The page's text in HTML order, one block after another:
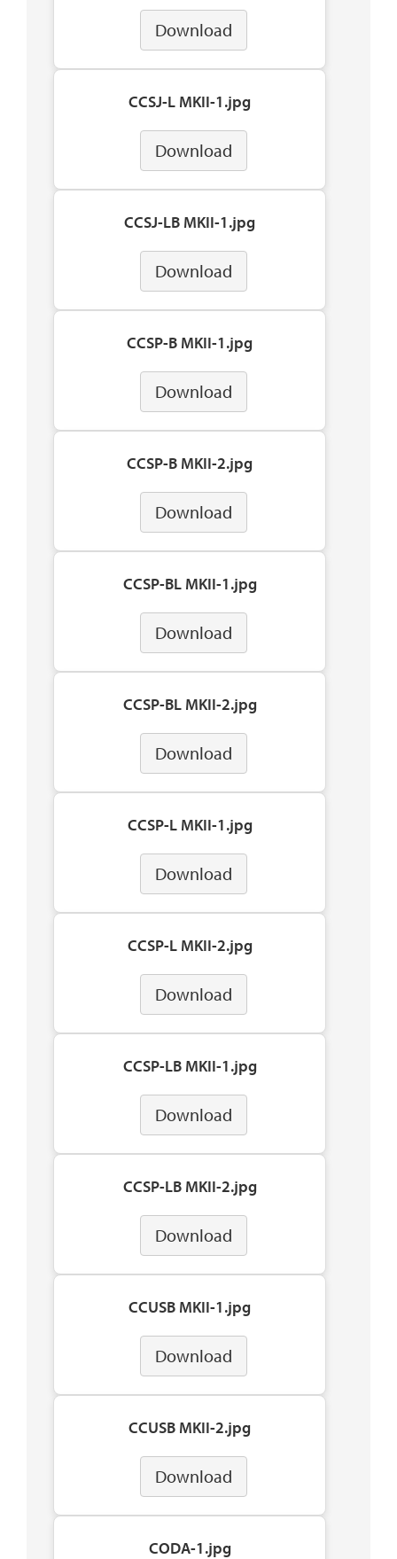
Download
CCSJ-L MKII-1.jpg
Download
CCSJ-LB MKII-1.jpg
Download
CCSP-B MKII-1.jpg
Download
CCSP-B MKII-2.jpg
Download
CCSP-BL MKII-1.jpg
Download
CCSP-BL MKII-2.jpg
Download
CCSP-L MKII-1.jpg
Download
CCSP-L MKII-2.jpg
Download
CCSP-LB MKII-1.jpg
Download
CCSP-LB MKII-2.jpg
Download
CCUSB MKII-1.jpg
Download
CCUSB MKII-2.jpg
Download
CODA-1.jpg